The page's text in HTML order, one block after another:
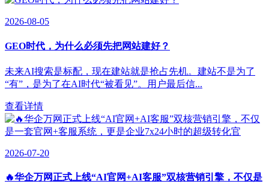
2026-08-05
GEO时代，为什么必须先把网站建好？
未来AI搜索是标配，现在建站就是抢占先机。建站不是为了
“有”，是为了在AI时代“被看见”。用户最后信...
查看详情
2026-07-20
🔥华企万网正式上线“AI官网+AI客服”双核营销引擎，不仅是